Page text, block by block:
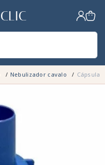
Nebulizador cavalo Cápsula